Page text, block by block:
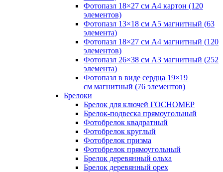
Фотопазл 18×27 см А4 картон (120
элементов)
Фотопазл 13×18 см А5 магнитный (63
элемента)
Фотопазл 18×27 см А4 магнитный (120
элементов)
Фотопазл 26×38 см А3 магнитный (252
элемента)
Фотопазл в виде сердца 19×19
см магнитный (76 элементов)
Брелоки
Брелок для ключей ГОСНОМЕР
Брелок-подвеска прямоугольный
Фотобрелок квадратный
Фотобрелок круглый
Фотобрелок призма
Фотобрелок прямоугольный
Брелок деревянный ольха
Брелок деревянный орех